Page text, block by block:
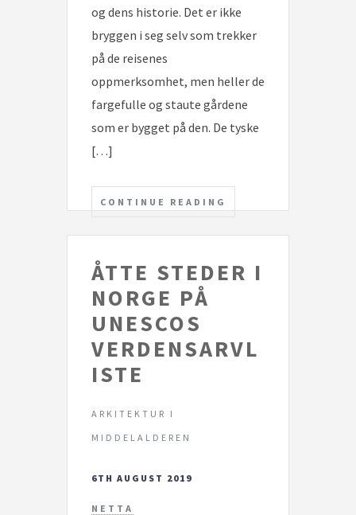
og dens historie. Det er ikke
bryggen i seg selv som trekker
på de reisenes
oppmerksomhet, men heller de
fargefulle og staute gårdene
som er bygget på den. De tyske
[…]
CONTINUE READING
ÅTTE STEDER I
NORGE PÅ
UNESCOS
VERDENSARVL
ISTE
ARKITEKTUR I
MIDDELALDEREN
6TH AUGUST 2019
NETTA